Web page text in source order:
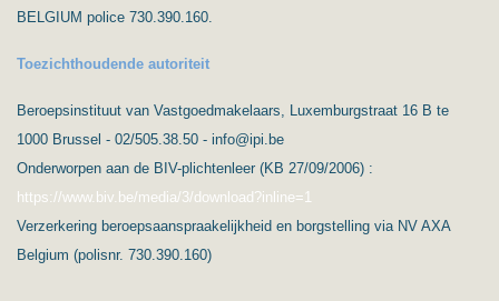
BELGIUM police 730.390.160.
Toezichthoudende autoriteit
Beroepsinstituut van Vastgoedmakelaars, Luxemburgstraat 16 B te
1000 Brussel - 02/505.38.50 - info@ipi.be
Onderworpen aan de BIV-plichtenleer (KB 27/09/2006) :
https://www.biv.be/media/3/download?inline=1
Verzerkering beroepsaanspraakelijkheid en borgstelling via NV AXA
Belgium (polisnr. 730.390.160)